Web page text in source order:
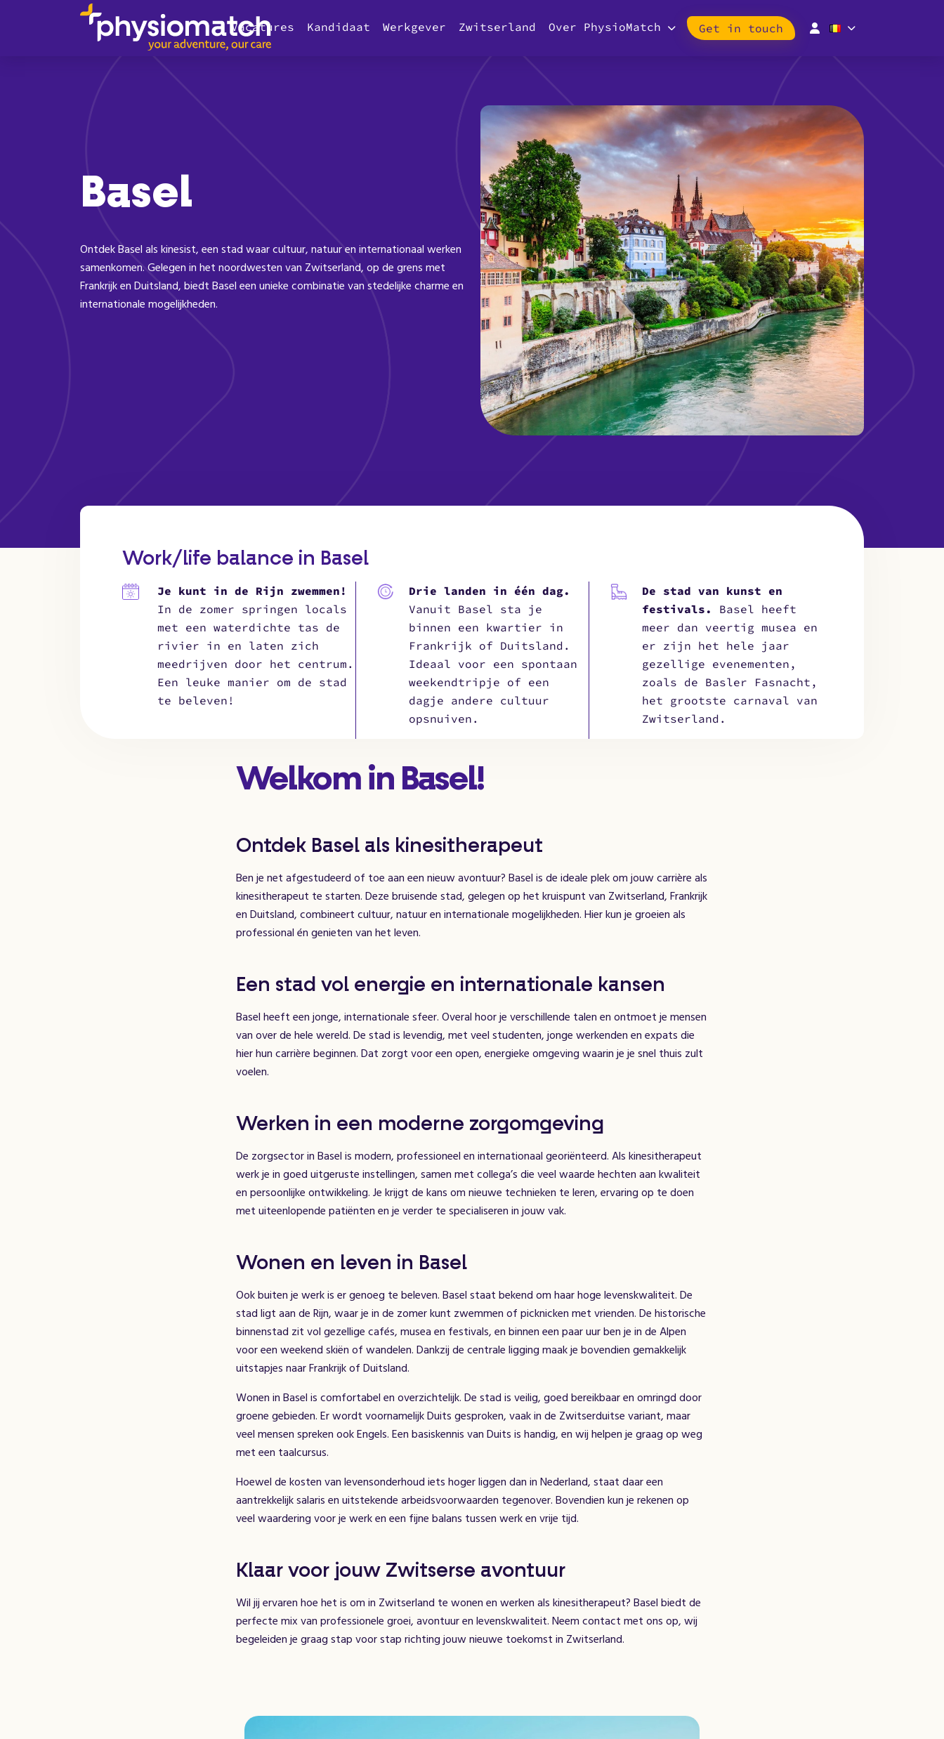
Vacatures Kandidaat Werkgever Zwitserland Over PhysioMatch Get in touch
Basel
Ontdek Basel als kinesist, een stad waar cultuur, natuur en internationaal werken
samenkomen. Gelegen in het noordwesten van Zwitserland, op de grens met
Frankrijk en Duitsland, biedt Basel een unieke combinatie van stedelijke charme en
internationale mogelijkheden.
Work/life balance in Basel
Je kunt in de Rijn zwemmen!
In de zomer springen locals
met een waterdichte tas de
rivier in en laten zich
meedrijven door het centrum.
Een leuke manier om de stad
te beleven!
Drie landen in één dag.
Vanuit Basel sta je
binnen een kwartier in
Frankrijk of Duitsland.
Ideaal voor een spontaan
weekendtripje of een
dagje andere cultuur
opsnuiven.
De stad van kunst en
festivals.
Basel heeft
meer dan veertig musea en
er zijn het hele jaar
gezellige evenementen,
zoals de Basler Fasnacht,
het grootste carnaval van
Zwitserland.
Welkom in Basel!
Ontdek Basel als kinesitherapeut
Ben je net afgestudeerd of toe aan een nieuw avontuur? Basel is de ideale plek om jouw carrière als
kinesitherapeut te starten. Deze bruisende stad, gelegen op het kruispunt van Zwitserland, Frankrijk
en Duitsland, combineert cultuur, natuur en internationale mogelijkheden. Hier kun je groeien als
professional én genieten van het leven.
Een stad vol energie en internationale kansen
Basel heeft een jonge, internationale sfeer. Overal hoor je verschillende talen en ontmoet je mensen
van over de hele wereld. De stad is levendig, met veel studenten, jonge werkenden en expats die
hier hun carrière beginnen. Dat zorgt voor een open, energieke omgeving waarin je je snel thuis zult
voelen.
Werken in een moderne zorgomgeving
De zorgsector in Basel is modern, professioneel en internationaal georiënteerd. Als kinesitherapeut
werk je in goed uitgeruste instellingen, samen met collega’s die veel waarde hechten aan kwaliteit
en persoonlijke ontwikkeling. Je krijgt de kans om nieuwe technieken te leren, ervaring op te doen
met uiteenlopende patiënten en je verder te specialiseren in jouw vak.
Wonen en leven in Basel
Ook buiten je werk is er genoeg te beleven. Basel staat bekend om haar hoge levenskwaliteit. De
stad ligt aan de Rijn, waar je in de zomer kunt zwemmen of picknicken met vrienden. De historische
binnenstad zit vol gezellige cafés, musea en festivals, en binnen een paar uur ben je in de Alpen
voor een weekend skiën of wandelen. Dankzij de centrale ligging maak je bovendien gemakkelijk
uitstapjes naar Frankrijk of Duitsland.
Wonen in Basel is comfortabel en overzichtelijk. De stad is veilig, goed bereikbaar en omringd door
groene gebieden. Er wordt voornamelijk Duits gesproken, vaak in de Zwitserduitse variant, maar
veel mensen spreken ook Engels. Een basiskennis van Duits is handig, en wij helpen je graag op weg
met een taalcursus.
Hoewel de kosten van levensonderhoud iets hoger liggen dan in Nederland, staat daar een
aantrekkelijk salaris en uitstekende arbeidsvoorwaarden tegenover. Bovendien kun je rekenen op
veel waardering voor je werk en een fijne balans tussen werk en vrije tijd.
Klaar voor jouw Zwitserse avontuur
Wil jij ervaren hoe het is om in Zwitserland te wonen en werken als kinesitherapeut? Basel biedt de
perfecte mix van professionele groei, avontuur en levenskwaliteit. Neem contact met ons op, wij
begeleiden je graag stap voor stap richting jouw nieuwe toekomst in Zwitserland.